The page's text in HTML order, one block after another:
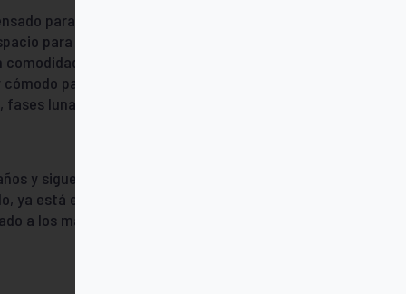
para quienes necesitan organizarse
para notas, tareas o citas. La
El cierre con goma añade
para llevarla siempre contigo.
lunares, citas célebres, reflexiones,
y sigue siendo un imprescindible en
ya está el PEQUETaco: versión infantil
a los más pequeños.